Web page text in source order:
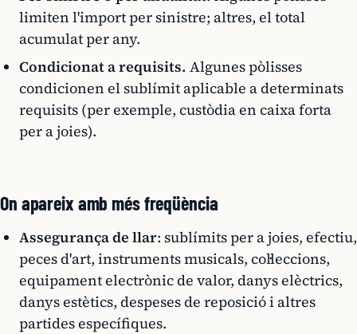
limiten l'import per sinistre; altres, el total
acumulat per any.
Condicionat a requisits. Algunes pòlisses
condicionen el sublímit aplicable a determinats
requisits (per exemple, custòdia en caixa forta
per a joies).
On apareix amb més freqüència
Assegurança de llar: sublímits per a joies, efectiu,
peces d'art, instruments musicals, col·leccions,
equipament electrònic de valor, danys elèctrics,
danys estètics, despeses de reposició i altres
partides específiques.